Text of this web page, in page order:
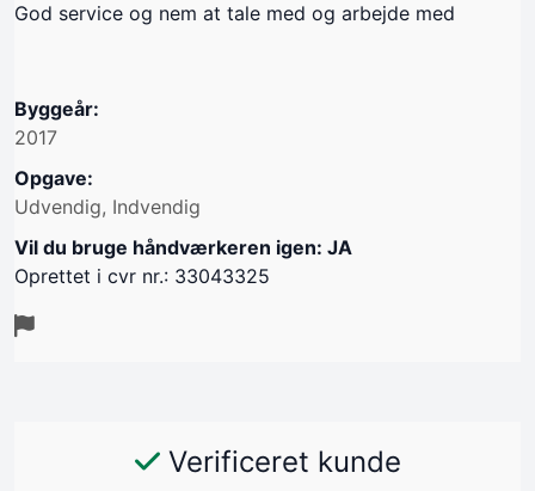
God service og nem at tale med og arbejde med
Byggeår:
2017
Opgave:
Udvendig, Indvendig
Vil du bruge håndværkeren igen: JA
Oprettet i cvr nr.: 33043325
Verificeret kunde